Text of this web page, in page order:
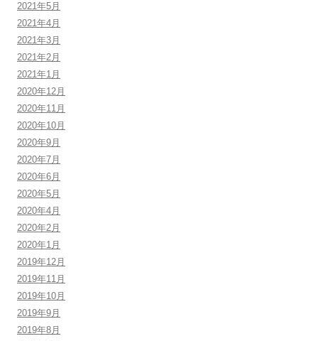
2021年5月
2021年4月
2021年3月
2021年2月
2021年1月
2020年12月
2020年11月
2020年10月
2020年9月
2020年7月
2020年6月
2020年5月
2020年4月
2020年2月
2020年1月
2019年12月
2019年11月
2019年10月
2019年9月
2019年8月